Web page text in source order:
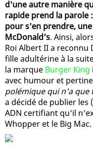
d'une autre manière
rapide prend la
pour s'en prendre,
McDonald's. Ainsi,
Roi Albert II a reconnu
fille adultérine à la
la marque Burger King
avec humour et
polémique qui n'a
a décidé de publier
ADN certifiant qu'il
Whopper et le Big Mac.